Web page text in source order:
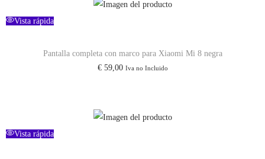
Vista rápida
Pantalla completa con marco para Xiaomi Mi 8 negra
€59,00 Iva no Incluido
Vista rápida